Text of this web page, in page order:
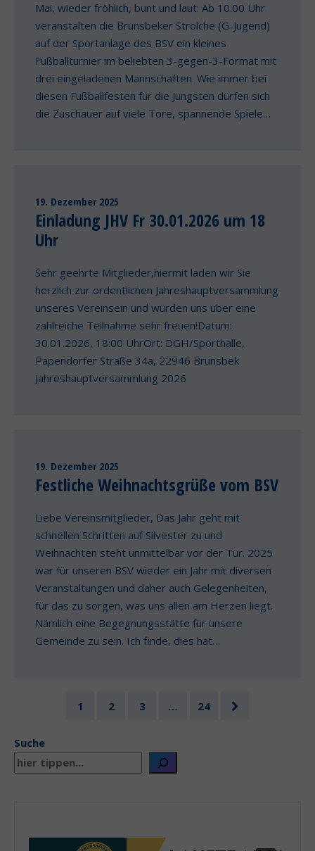
Mai, wieder fröhlich, bunt und laut: Ab 10.00 Uhr
veranstalten die Brunsbeker Strolche (G-Jugend)
auf der Sportanlage des BSV ein kleines
Fußballturnier im beliebten 3-gegen-3-Format mit
drei eingeladenen Mannschaften. Wie immer bei
diesen Fußballfesten für die Jüngsten dürfen sich
die Zuschauer auf viele Tore, spannende Spiele…
19. Dezember 2025
Einladung JHV Fr 30.01.2026 um 18
Uhr
Sehr geehrte Mitglieder,hiermit laden wir Sie
herzlich zur ordentlichen Jahreshauptversammlung
unseres Vereinsein und würden uns über eine
zahlreiche Teilnahme sehr freuen!Datum:
30.01.2026, 18:00 UhrOrt: DGH/Sporthalle,
Papendorfer Straße 34a, 22946 Brunsbek
Jahreshauptversammlung 2026
19. Dezember 2025
Festliche Weihnachtsgrüße vom BSV
Liebe Vereinsmitglieder, Das Jahr geht mit
schnellen Schritten auf Silvester zu und
Weihnachten steht unmittelbar vor der Tür. 2025
war für unseren BSV wieder ein Jahr mit diversen
Veranstaltungen und daher auch Gelegenheiten,
für das zu sorgen, was uns allen am Herzen liegt.
Nämlich eine Begegnungsstätte für unsere
Gemeinde zu sein. Ich finde, dies hat…
1 2 3 … 24
Suche